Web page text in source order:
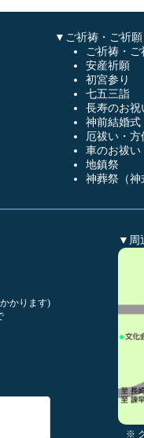
▼ご祈祷・ご祈願
ご祈祷・ご
安産祈願
初宮参り
七五三詣
長寿のお祝
神前結婚式
厄祓い・方
車のお祓い
地鎮祭
神葬祭（神
かります)
▼周
※